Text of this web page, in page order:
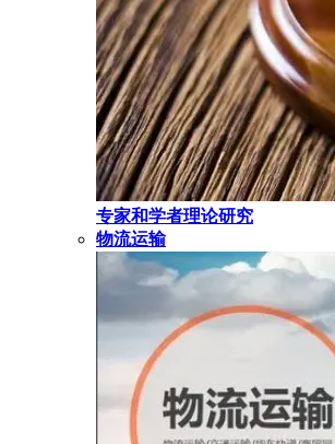
专家和学者理论研究
物流运输